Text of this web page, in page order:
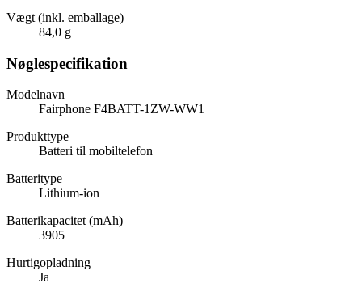
Vægt (inkl. emballage)
84,0 g
Nøglespecifikation
Modelnavn
Fairphone F4BATT-1ZW-WW1
Produkttype
Batteri til mobiltelefon
Batteritype
Lithium-ion
Batterikapacitet (mAh)
3905
Hurtigopladning
Ja